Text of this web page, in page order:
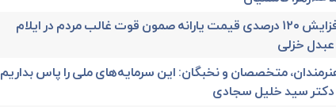
افزایش ۱۲۰ درصدی قیمت یارانه صمون قوت غالب مردم در ایلام
خزلی
متخصصان و نخبگان: این سرمایه‌های ملی را پاس بداریم
سید خلیل سجادی